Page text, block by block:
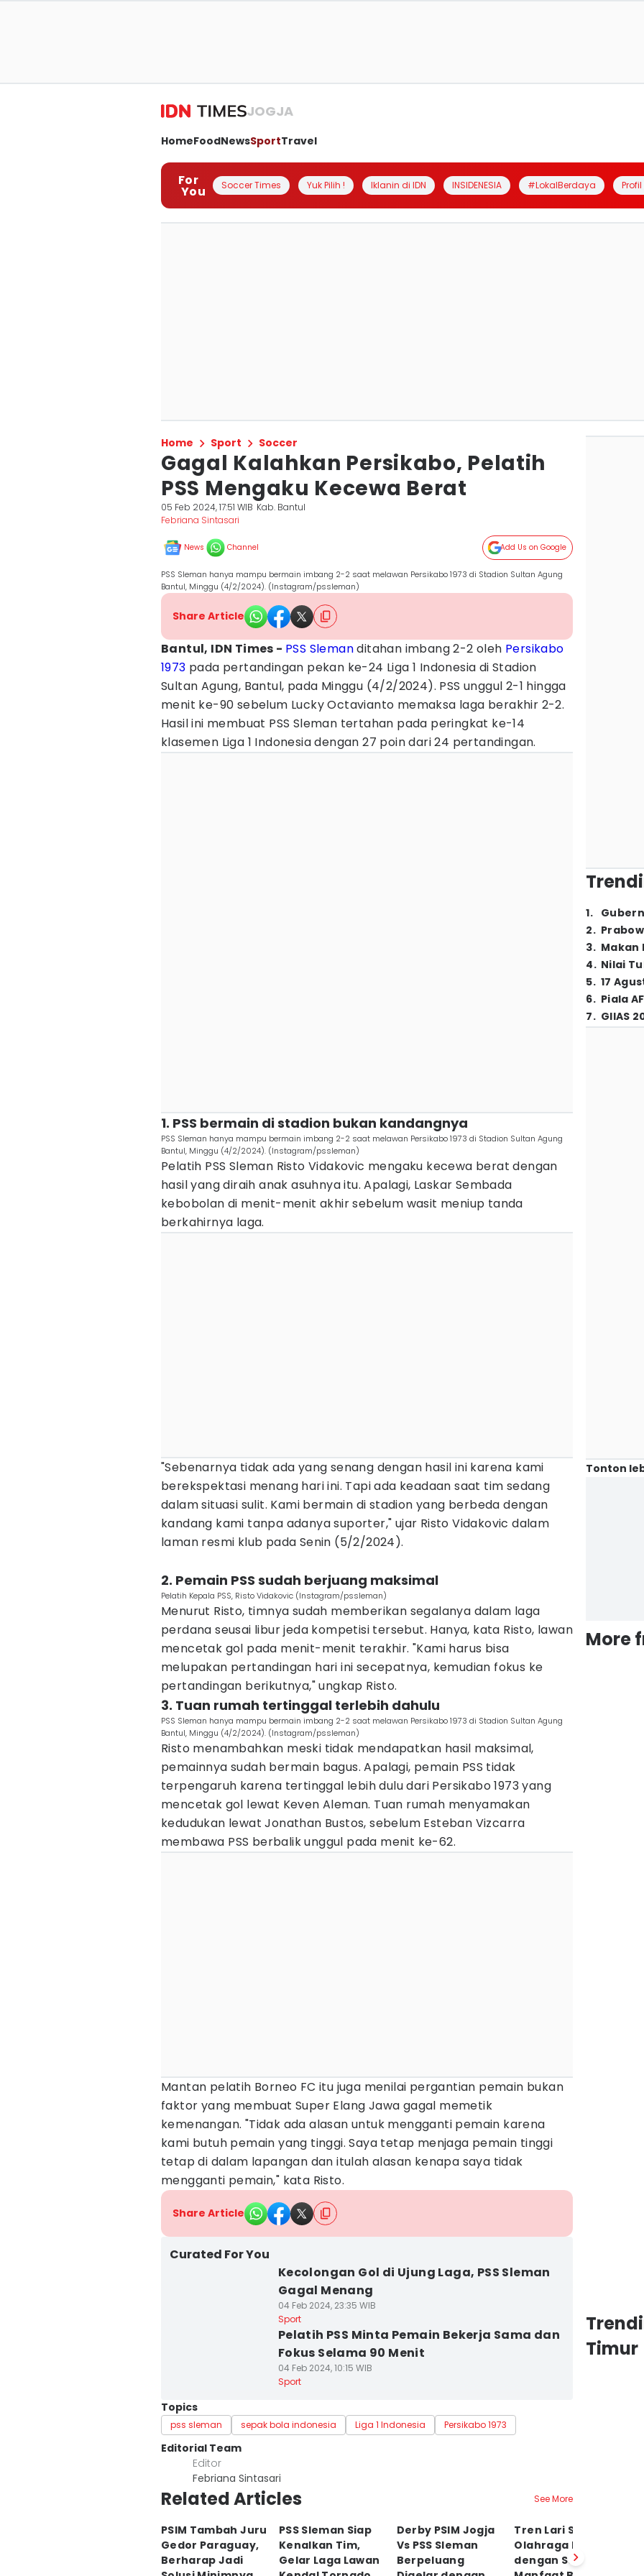
JOGJA
HomeFoodNewsSportTravel
For
You Soccer Times Yuk Pilih ! Iklanin di IDN INSIDENESIA #LokalBerdaya
Home Sport Soccer
Gagal Kalahkan Persikabo, Pelatih
PSS Mengaku Kecewa Berat
05 Feb 2024, 17:51 WIB Kab. Bantul
Febriana Sintasari
News Channel Add Us on Google
PSS Sleman hanya mampu bermain imbang 2-2 saat melawan Persikabo 1973 di Stadion Sultan Agung
Bantul, Minggu (4/2/2024). (Instagram/pssleman)
Share Article
Bantul, IDN Times - PSS Slemanditahan imbang 2-2 oleh Persikabo
1973 pada pertandingan pekan ke-24 Liga 1 Indonesia di Stadion
Sultan Agung, Bantul, pada Minggu (4/2/2024). PSS unggul 2-1 hingga
menit ke-90 sebelum Lucky Octavianto memaksa laga berakhir 2-2.
Hasil ini membuat PSS Sleman tertahan pada peringkat ke-14
klasemen Liga 1 Indonesia dengan 27 poin dari 24 pertandingan.
1. PSS bermain di stadion bukan kandangnya
PSS Sleman hanya mampu bermain imbang 2-2 saat melawan Persikabo 1973 di Stadion Sultan Agung
Bantul, Minggu (4/2/2024). (Instagram/pssleman)
Pelatih PSS Sleman Risto Vidakovic mengaku kecewa berat dengan
hasil yang diraih anak asuhnya itu. Apalagi, Laskar Sembada
kebobolan di menit-menit akhir sebelum wasit meniup tanda
berkahirnya laga.
"Sebenarnya tidak ada yang senang dengan hasil ini karena kami
berekspektasi menang hari ini. Tapi ada keadaan saat tim sedang
dalam situasi sulit. Kami bermain di stadion yang berbeda dengan
kandang kami tanpa adanya suporter," ujar Risto Vidakovic dalam
laman resmi klub pada Senin (5/2/2024).
2. Pemain PSS sudah berjuang maksimal
Pelatih Kepala PSS, Risto Vidakovic (Instagram/pssleman)
Menurut Risto, timnya sudah memberikan segalanya dalam laga
perdana seusai libur jeda kompetisi tersebut. Hanya, kata Risto, lawan
mencetak gol pada menit-menit terakhir. "Kami harus bisa
melupakan pertandingan hari ini secepatnya, kemudian fokus ke
pertandingan berikutnya," ungkap Risto.
3. Tuan rumah tertinggal terlebih dahulu
PSS Sleman hanya mampu bermain imbang 2-2 saat melawan Persikabo 1973 di Stadion Sultan Agung
Bantul, Minggu (4/2/2024). (Instagram/pssleman)
Risto menambahkan meski tidak mendapatkan hasil maksimal,
pemainnya sudah bermain bagus. Apalagi, pemain PSS tidak
terpengaruh karena tertinggal lebih dulu dari Persikabo 1973 yang
mencetak gol lewat Keven Aleman. Tuan rumah menyamakan
kedudukan lewat Jonathan Bustos, sebelum Esteban Vizcarra
membawa PSS berbalik unggul pada menit ke-62.
Mantan pelatih Borneo FC itu juga menilai pergantian pemain bukan
faktor yang membuat Super Elang Jawa gagal memetik
kemenangan. "Tidak ada alasan untuk mengganti pemain karena
kami butuh pemain yang tinggi. Saya tetap menjaga pemain tinggi
tetap di dalam lapangan dan itulah alasan kenapa saya tidak
mengganti pemain," kata Risto.
Share Article
Curated For You
Kecolongan Gol di Ujung Laga, PSS Sleman
Gagal Menang
04 Feb 2024, 23:35 WIB
Sport
Pelatih PSS Minta Pemain Bekerja Sama dan
Fokus Selama 90 Menit
04 Feb 2024, 10:15 WIB
Sport
Topics
pss sleman sepak bola indonesia Liga 1 Indonesia Persikabo 1973
Editorial Team
Editor
Febriana Sintasari
Related Articles See More
PSIM Tambah Juru
Gedor Paraguay,
Berharap Jadi
PSS Sleman Siap
Kenalkan Tim,
Gelar Laga Lawan
Derby PSIM Jogja
Vs PSS Sleman
Berpeluang
Tren Lari Santai,
Olahraga Murah
dengan Segudang
1.
2.
3. Makan
4. Nilai
5. 17
6. Piala
7. GIIAS
Tonton
More
Timur